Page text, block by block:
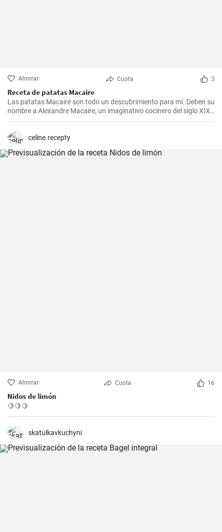
Ahorrar Cuota 3
Receta de patatas Macaire
Las patatas Macaire son todo un descubrimiento para mí. Deben su
nombre a Alexandre Macaire, un imaginativo cocinero del siglo XIX.
Este plato de patatas de sabor exquisito es en realidad muy sencillo
cocinar con mi familia los fines de semana, cuando podemos
¡tendrás una sabrosa receta de guarnición en tu repertorio culinario
celine.recepty
Ahorrar Cuota 16
Nidos de limón
🍋🍋🍋
skatulkavkuchyni